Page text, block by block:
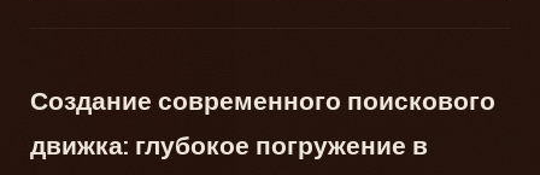
Создание современного поискового
движка: глубокое погружение в